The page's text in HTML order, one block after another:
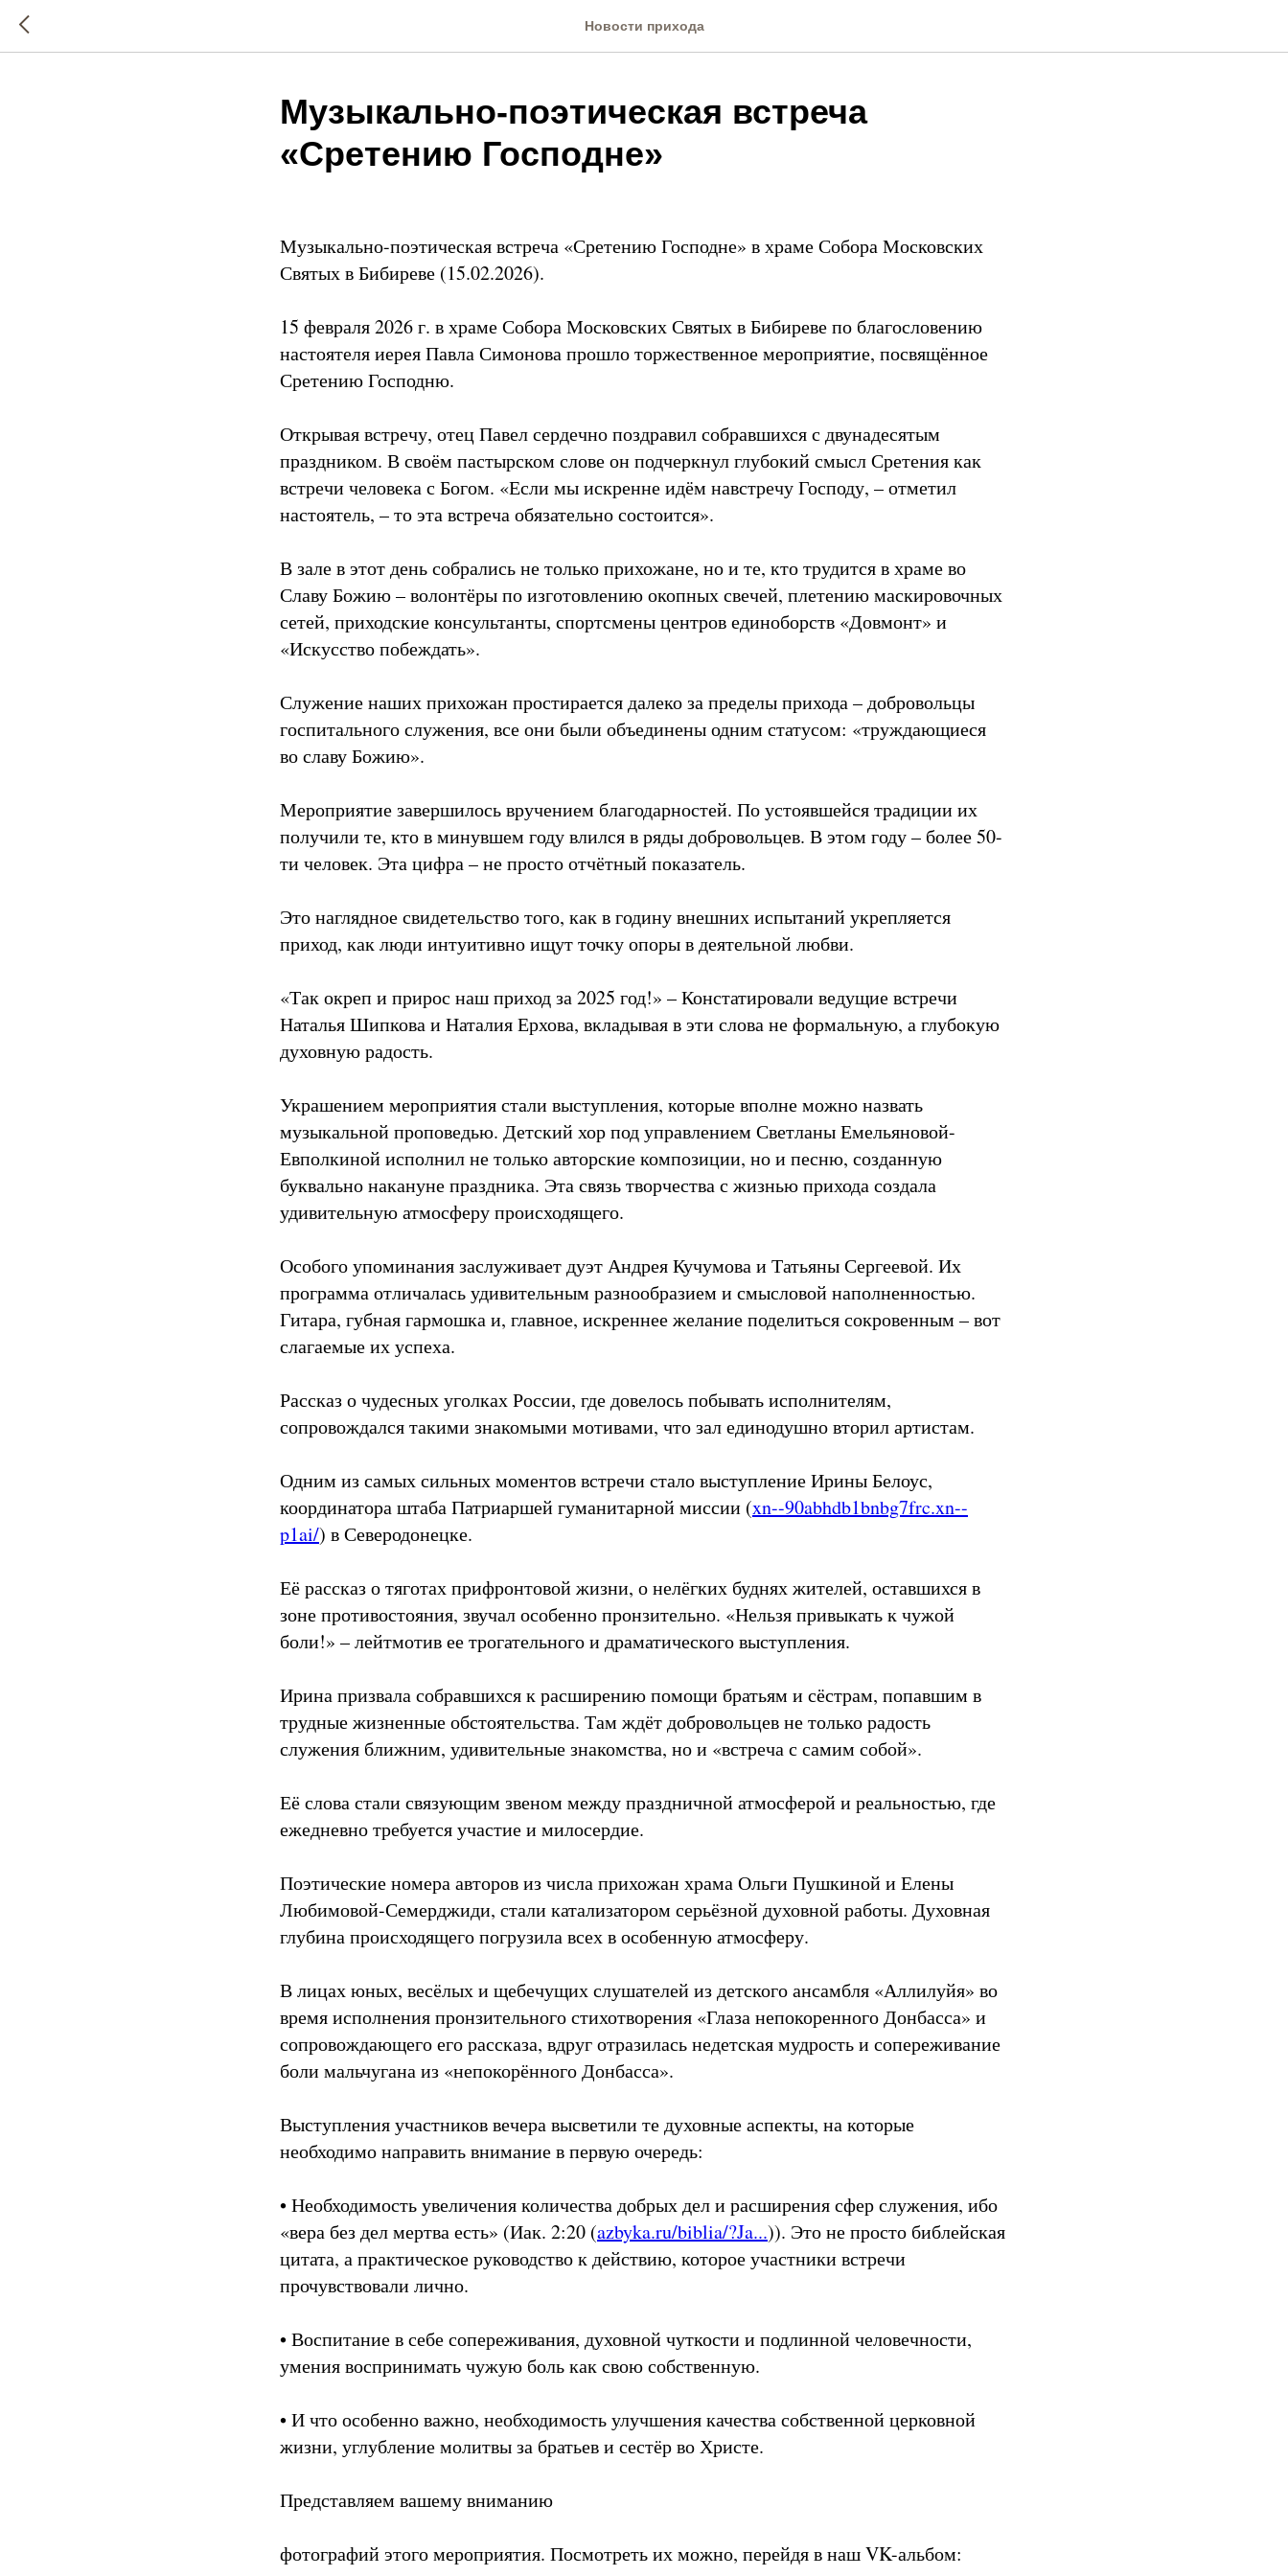
Новости прихода
Музыкально-поэтическая встреча
«Сретению Господне»
Музыкально-поэтическая встреча «Сретению Господне» в храме Собора Московских
Святых в Бибиреве (15.02.2026).
15 февраля 2026 г. в храме Собора Московских Святых в Бибиреве по благословению
настоятеля иерея Павла Симонова прошло торжественное мероприятие, посвящённое
Сретению Господню.
Открывая встречу, отец Павел сердечно поздравил собравшихся с двунадесятым
праздником. В своём пастырском слове он подчеркнул глубокий смысл Сретения как
встречи человека с Богом. «Если мы искренне идём навстречу Господу, – отметил
настоятель, – то эта встреча обязательно состоится».
В зале в этот день собрались не только прихожане, но и те, кто трудится в храме во
Славу Божию – волонтёры по изготовлению окопных свечей, плетению маскировочных
сетей, приходские консультанты, спортсмены центров единоборств «Довмонт» и
«Искусство побеждать».
Служение наших прихожан простирается далеко за пределы прихода – добровольцы
госпитального служения, все они были объединены одним статусом: «труждающиеся
во славу Божию».
Мероприятие завершилось вручением благодарностей. По устоявшейся традиции их
получили те, кто в минувшем году влился в ряды добровольцев. В этом году – более 50-
ти человек. Эта цифра – не просто отчётный показатель.
Это наглядное свидетельство того, как в годину внешних испытаний укрепляется
приход, как люди интуитивно ищут точку опоры в деятельной любви.
«Так окреп и прирос наш приход за 2025 год!» – Констатировали ведущие встречи
Наталья Шипкова и Наталия Ерхова, вкладывая в эти слова не формальную, а глубокую
духовную радость.
Украшением мероприятия стали выступления, которые вполне можно назвать
музыкальной проповедью. Детский хор под управлением Светланы Емельяновой-
Евполкиной исполнил не только авторские композиции, но и песню, созданную
буквально накануне праздника. Эта связь творчества с жизнью прихода создала
удивительную атмосферу происходящего.
Особого упоминания заслуживает дуэт Андрея Кучумова и Татьяны Сергеевой. Их
программа отличалась удивительным разнообразием и смысловой наполненностью.
Гитара, губная гармошка и, главное, искреннее желание поделиться сокровенным – вот
слагаемые их успеха.
Рассказ о чудесных уголках России, где довелось побывать исполнителям,
сопровождался такими знакомыми мотивами, что зал единодушно вторил артистам.
Одним из самых сильных моментов встречи стало выступление Ирины Белоус,
координатора штаба Патриаршей гуманитарной миссии (xn--90abhdb1bnbg7frc.xn--
p1ai/) в Северодонецке.
Её рассказ о тяготах прифронтовой жизни, о нелёгких буднях жителей, оставшихся в
зоне противостояния, звучал особенно пронзительно. «Нельзя привыкать к чужой
боли!» – лейтмотив ее трогательного и драматического выступления.
Ирина призвала собравшихся к расширению помощи братьям и сёстрам, попавшим в
трудные жизненные обстоятельства. Там ждёт добровольцев не только радость
служения ближним, удивительные знакомства, но и «встреча с самим собой».
Её слова стали связующим звеном между праздничной атмосферой и реальностью, где
ежедневно требуется участие и милосердие.
Поэтические номера авторов из числа прихожан храма Ольги Пушкиной и Елены
Любимовой-Семерджиди, стали катализатором серьёзной духовной работы. Духовная
глубина происходящего погрузила всех в особенную атмосферу.
В лицах юных, весёлых и щебечущих слушателей из детского ансамбля «Аллилуйя» во
время исполнения пронзительного стихотворения «Глаза непокоренного Донбасса» и
сопровождающего его рассказа, вдруг отразилась недетская мудрость и сопереживание
боли мальчугана из «непокорённого Донбасса».
Выступления участников вечера высветили те духовные аспекты, на которые
необходимо направить внимание в первую очередь:
• Необходимость увеличения количества добрых дел и расширения сфер служения, ибо
«вера без дел мертва есть» (Иак. 2:20 (azbyka.ru/biblia/?Ja...)). Это не просто библейская
цитата, а практическое руководство к действию, которое участники встречи
прочувствовали лично.
• Воспитание в себе сопереживания, духовной чуткости и подлинной человечности,
умения воспринимать чужую боль как свою собственную.
• И что особенно важно, необходимость улучшения качества собственной церковной
жизни, углубление молитвы за братьев и сестёр во Христе.
Представляем вашему вниманию
фотографий этого мероприятия. Посмотреть их можно, перейдя в наш VK-альбом: